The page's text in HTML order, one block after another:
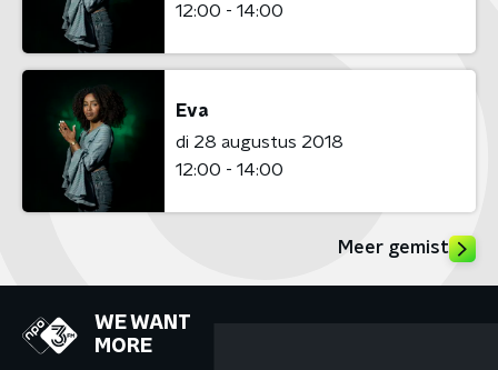
12:00 - 14:00
Eva
di 28 augustus 2018
12:00 - 14:00
Meer gemist
WE WANT
MORE